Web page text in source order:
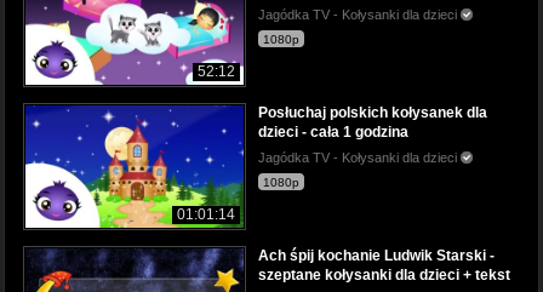
52:12
Jagódka TV - Kołysanki dla dzieci
1080p
01:01:14
Posłuchaj polskich kołysanek dla
dzieci - cała 1 godzina
Jagódka TV - Kołysanki dla dzieci
1080p
Ach śpij kochanie Ludwik Starski -
szeptane kołysanki dla dzieci + tekst